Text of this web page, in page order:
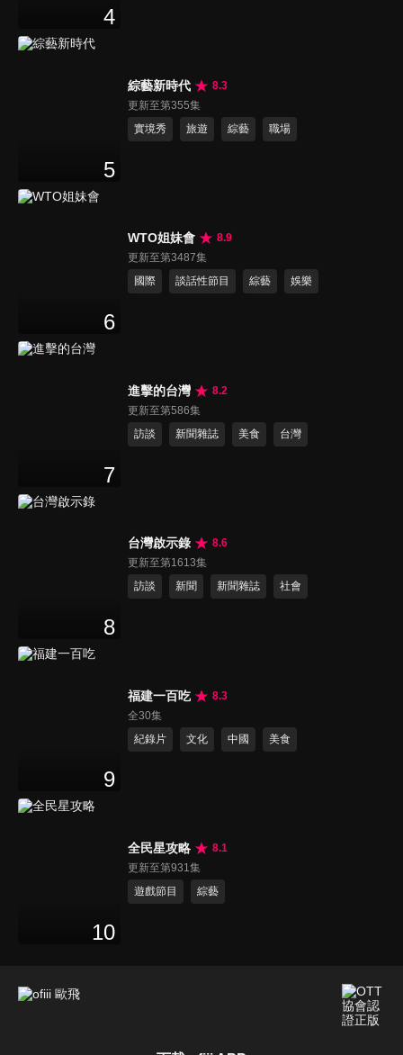
4
5
綜藝新時代
8.3
更新至第355集
實境秀
旅遊 綜藝 職場
6
WTO姐妹會
8.9
更新至第3487集
國際
談話性節目 綜藝 娛樂
7
進擊的台灣
8.2
更新至第586集
訪談
新聞雜誌 美食 台灣
8
台灣啟示錄
8.6
更新至第1613集
訪談
新聞 新聞雜誌 社會
9
福建一百吃
8.3
全30集
紀錄片
文化 中國 美食
10
全民星攻略
8.1
更新至第931集
遊戲節目
綜藝